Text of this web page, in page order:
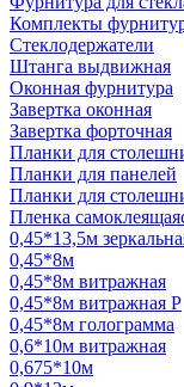
Комплекты
Стеклодержатели
Штанга выдвижная
Оконная фурнитура
Завертка оконная
Завертка форточная
Планки для
Планки для панелей
Планки для
Пленка
0,45*13,5м
0,45*8м
0,45*8м витражная
0,45*8м витражная Р
0,45*8м голограмма
0,6*10м витражная
0,675*10м